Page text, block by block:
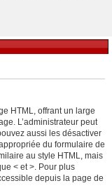
HTML, offrant un large
L’administrateur peut
aussi les désactiver
du formulaire de
au style HTML, mais
< et >. Pour plus
depuis la page de